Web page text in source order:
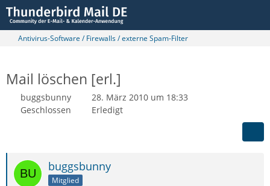
Antivirus-Software / Firewalls / externe Spam-Filter
Mail löschen [erl.]
buggsbunny
28. März 2010 um 18:33
Geschlossen
Erledigt
buggsbunny
Mitglied